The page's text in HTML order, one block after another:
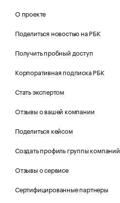
О проекте
Поделиться новостью на РБК
Получить пробный доступ
Корпоративная подписка РБК
Стать экспертом
Отзывы о вашей компании
Поделиться кейсом
Создать профиль группы компаний
Отзывы о сервисе
Сертифицированные партнеры